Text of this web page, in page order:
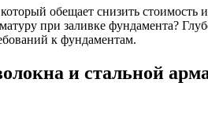
обещает снизить
при заливке фундамента?
к фундаментам.
и стальной